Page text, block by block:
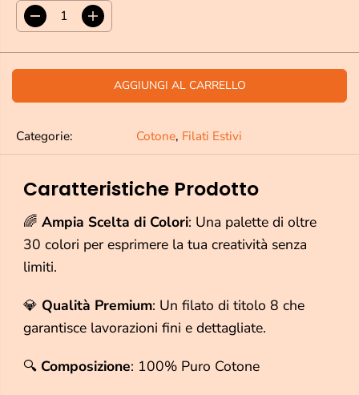
D
i
m
i
e
l
q
u
n
t
i
t
e
r
t
A
u
m
e
l
u
n
t
i
p
e
r
t
AGGIUNGI AL CARRELLO
Categorie: Cotone, Filati Estivi
Caratteristiche Prodotto
🌈 Ampia Scelta di Colori: Una palette di oltre
30 colori per esprimere la tua creatività senza
limiti.
💎 Qualità Premium: Un filato di titolo 8 che
garantisce lavorazioni fini e dettagliate.
🔍 Composizione: 100% Puro Cotone